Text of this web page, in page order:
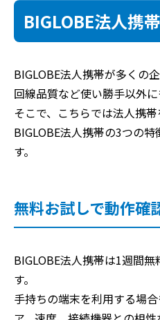
BIGLOBE法人携
BIGLOBE法人携帯が多くの
回線品質など使い勝手以外に
そこで、こちらでは法人携
BIGLOBE法人携帯の3つの
す。
無料お試しで動作確
BIGLOBE法人携帯は1週間
す。
手持ちの端末を利用する場